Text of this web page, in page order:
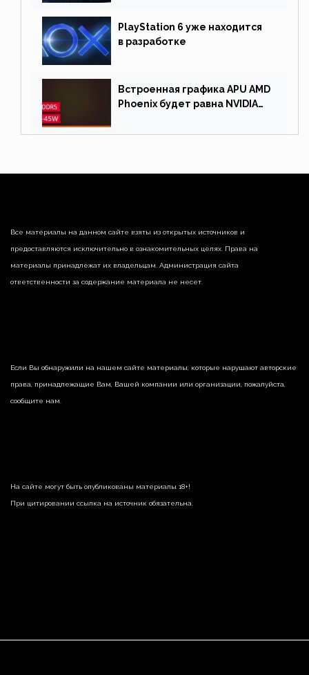
PlayStation 6 уже находится
в разработке
Встроенная графика APU AMD
Phoenix будет равна NVIDIA
Все материалы на данном сайте взяты из открытых источников и
предоставляются исключительно в ознакомительных целях. Права на
материалы принадлежат их владельцам. Администрация сайта
ответственности за содержание материала не несет.
Если Вы обнаружили на нашем сайте материалы, которые нарушают авторские
права, принадлежащие Вам, Вашей компании или организации, пожалуйста,
сообщите нам.
На сайте могут быть опубликованы материалы 18+!
При цитировании ссылка на источник обязательна.